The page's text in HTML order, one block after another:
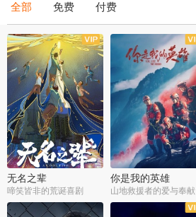
全部 免费 付费
无名之辈
啼笑皆非的荒诞喜剧
你是我的英雄
山地救援者的爱与奉献